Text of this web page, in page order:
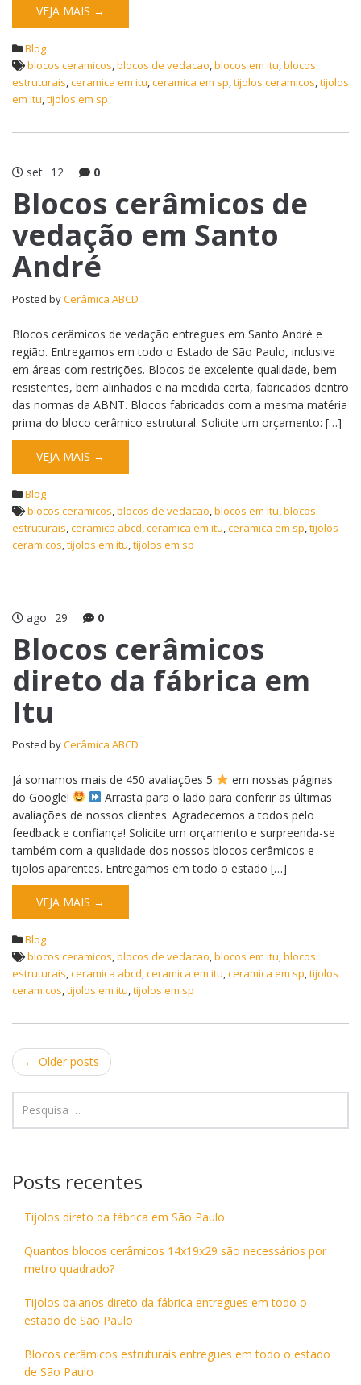
VEJA MAIS →
Blog
blocos ceramicos,blocos de vedacao,blocos em itu,blocos
estruturais,ceramica em itu,ceramica em sp,tijolos ceramicos,tijolos
em itu,tijolos em sp
set 12 0
Blocos cerâmicos de
vedação em Santo
André
Posted byCerâmica ABCD
Blocos cerâmicos de vedação entregues em Santo André e
região. Entregamos em todo o Estado de São Paulo, inclusive
em áreas com restrições. Blocos de excelente qualidade, bem
resistentes, bem alinhados e na medida certa, fabricados dentro
das normas da ABNT. Blocos fabricados com a mesma matéria
prima do bloco cerâmico estrutural. Solicite um orçamento: […]
VEJA MAIS →
Blog
blocos ceramicos,blocos de vedacao,blocos em itu,blocos
estruturais,ceramica abcd,ceramica em itu,ceramica em sp,tijolos
ceramicos,tijolos em itu,tijolos em sp
ago 29 0
Blocos cerâmicos
direto da fábrica em
Itu
Posted byCerâmica ABCD
Já somamos mais de 450 avaliações 5
em nossas páginas
do Google!
Arrasta para o lado para conferir as últimas
avaliações de nossos clientes. Agradecemos a todos pelo
feedback e confiança! Solicite um orçamento e surpreenda-se
também com a qualidade dos nossos blocos cerâmicos e
tijolos aparentes. Entregamos em todo o estado […]
VEJA MAIS →
Blog
blocos ceramicos,blocos de vedacao,blocos em itu,blocos
estruturais,ceramica abcd,ceramica em itu,ceramica em sp,tijolos
ceramicos,tijolos em itu,tijolos em sp
Post
navigation
← Older posts
Posts recentes
Tijolos direto da fábrica em São Paulo
Quantos blocos cerâmicos 14x19x29 são necessários por
metro quadrado?
Tijolos baianos direto da fábrica entregues em todo o
estado de São Paulo
Blocos cerâmicos estruturais entregues em todo o estado
de São Paulo